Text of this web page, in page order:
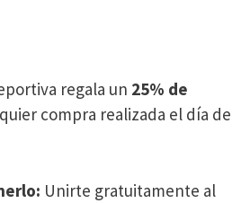
regala un 25% de
compra realizada el día de
Unirte gratuitamente al